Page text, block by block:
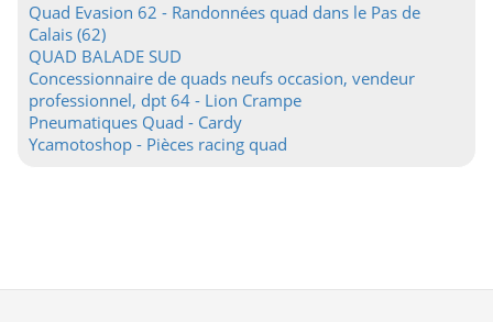
Quad Evasion 62 - Randonnées quad dans le Pas de
Calais (62)
QUAD BALADE SUD
Concessionnaire de quads neufs occasion, vendeur
professionnel, dpt 64 - Lion Crampe
Pneumatiques Quad - Cardy
Ycamotoshop - Pièces racing quad